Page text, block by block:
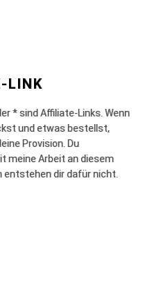
LINK
* sind Affiliate-Links. Wenn
und etwas bestellst,
Provision. Du
meine Arbeit an diesem
entstehen dir dafür nicht.